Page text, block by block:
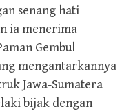
senang hati
ia menerima
Gembul
mengantarkannya
Jawa-Sumatera
bijak dengan